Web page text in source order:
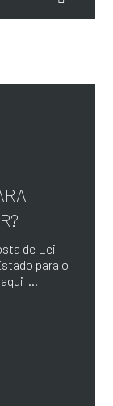
de Lei
para o
...